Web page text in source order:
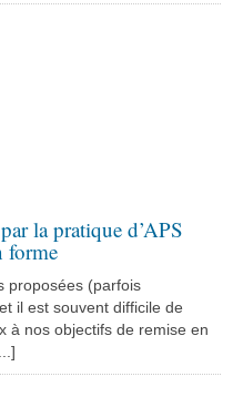
la pratique d’APS
forme
proposées (parfois
il est souvent difficile de
à nos objectifs de remise en